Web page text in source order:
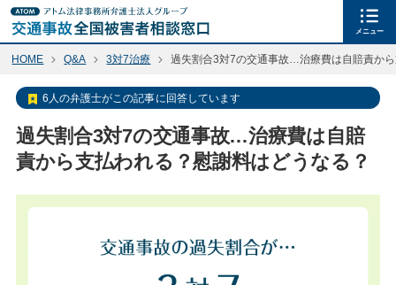
メニュー
HOME Q&A 3対7治療 過失割合3対7の交通事故…治療費は自賠責か
6人の弁護士がこの記事に回答しています
過失割合3対7の交通事故…治療費は自賠
責から支払われる？慰謝料はどうなる？